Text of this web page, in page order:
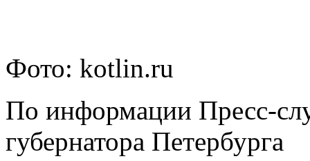
Фото: kotlin.ru
По информации Пресс-
губернатора Петербурга